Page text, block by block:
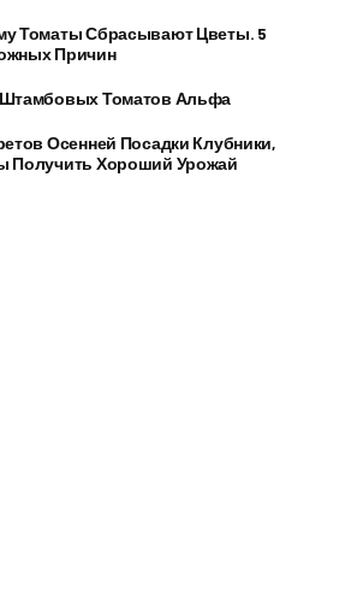
Томаты Сбрасывают Цветы. 5
Причин
Томатов Альфа
Осенней Посадки Клубники,
Получить Хороший Урожай